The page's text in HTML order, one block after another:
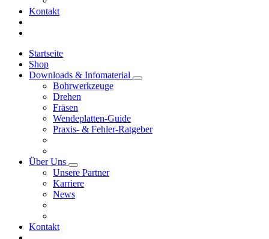
Kontakt
Startseite
Shop
Downloads & Infomaterial
Bohrwerkzeuge
Drehen
Fräsen
Wendeplatten-Guide
Praxis- & Fehler-Ratgeber
Über Uns
Unsere Partner
Karriere
News
Kontakt